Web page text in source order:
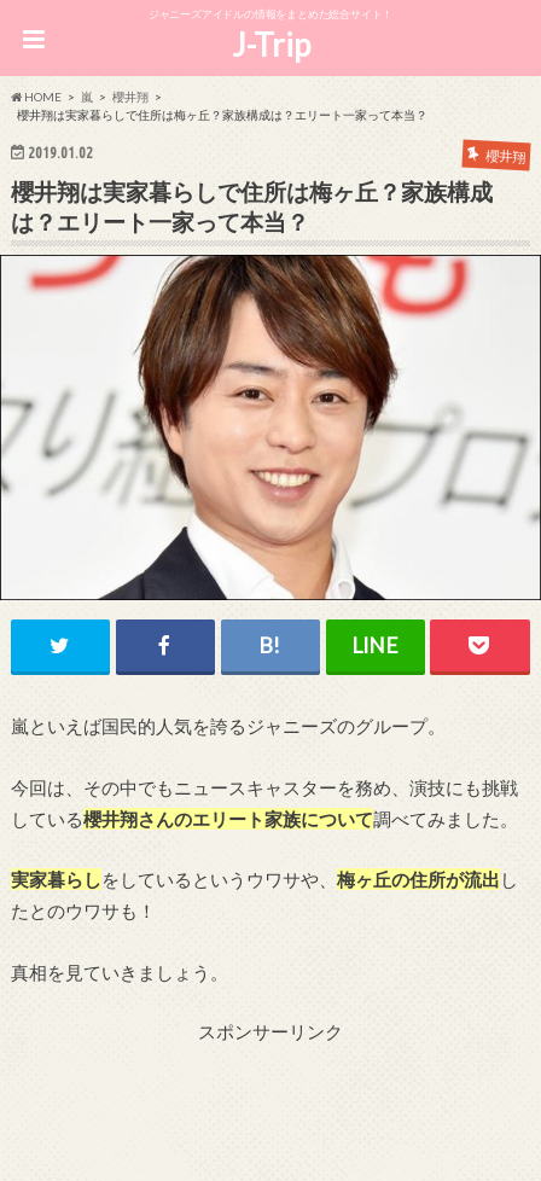
ジャニーズアイドルの情報をまとめた総合サイト！
J-Trip
HOME 嵐
櫻井翔
櫻井翔は実家暮らしで住所は梅ヶ丘？家族構成は？エリート一家って本当？
2019.01.02 櫻井翔
櫻井翔は実家暮らしで住所は梅ヶ丘？家族構成
は？エリート一家って本当？
嵐といえば国民的人気を誇るジャニーズのグループ。
今回は、その中でもニュースキャスターを務め、演技にも挑戦
している櫻井翔さんのエリート家族について調べてみました。
実家暮らしをしているというウワサや、 梅ヶ丘の住所が流出 し
たとのウワサも！
真相を見ていきましょう。
スポンサーリンク